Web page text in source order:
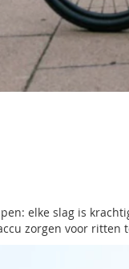
elke slag is
zorgen voor